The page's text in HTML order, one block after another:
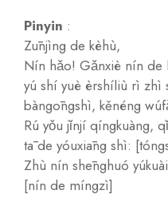
Pinyin :
Zūnjìng de kèhù,
Nín hǎo! Gǎnxiè nín de
yú shí yuè èrshíliù rì zhì
bàngōngshì, kěnéng
Rú yǒu jǐnjí qíngkuàng,
tā de yóuxiāng shì:
Zhù nín shēnghuó
[nín de míngzì]